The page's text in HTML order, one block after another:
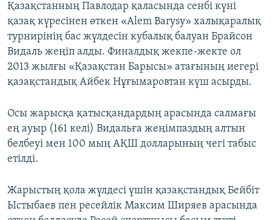
Қазақстанның Павлодар қаласында сенбі күні
қазақ күресінен өткен «Alem Barysy» халықаралық
турнирінің бас жүлдесін кубалық балуан Брайсон
Видаль жеңіп алды. Финалдық жекпе-жекте ол
2013 жылғы «Қазақстан Барысы» атағының иегері
қазақстандық Айбек Нұғымаровтан күш асырды.
Осы жарысқа қатысқандардың арасында салмағы
ең ауыр (161 келі) Видальға жеңімпаздың алтын
белбеуі мен 100 мың АҚШ долларының чегі табыс
етілді.
Жарыстың қола жүлдесі үшін қазақстандық Бейбіт
Ыстыбаев пен ресейлік Максим Ширяев арасында